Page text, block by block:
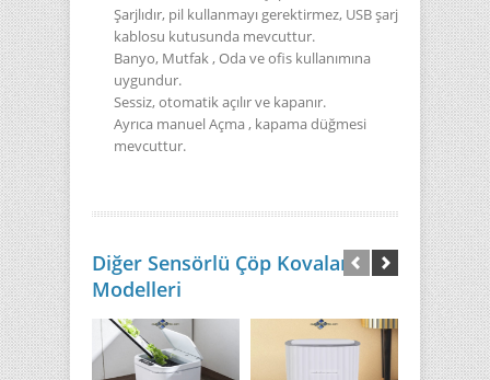
Şarjlıdır, pil kullanmayı gerektirmez, USB şarj
kablosu kutusunda mevcuttur.
Banyo, Mutfak , Oda ve ofis kullanımına
uygundur.
Sessiz, otomatik açılır ve kapanır.
Ayrıca manuel Açma , kapama düğmesi
mevcuttur.
Diğer Sensörlü Çöp Kovaları
Modelleri